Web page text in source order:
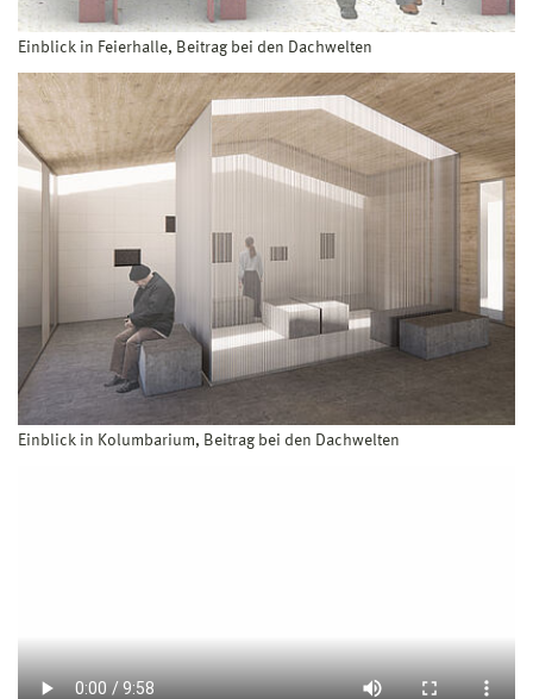
Einblick in Feierhalle, Beitrag bei den Dachwelten
Einblick in Kolumbarium, Beitrag bei den Dachwelten